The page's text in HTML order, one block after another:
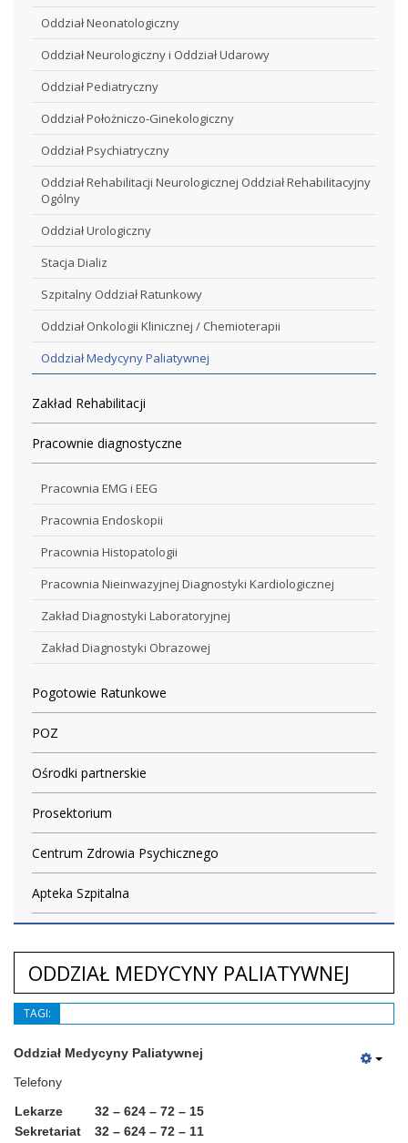
Oddział Neonatologiczny
Oddział Neurologiczny i Oddział Udarowy
Oddział Pediatryczny
Oddział Położniczo-Ginekologiczny
Oddział Psychiatryczny
Oddział Rehabilitacji Neurologicznej Oddział Rehabilitacyjny
Ogólny
Oddział Urologiczny
Stacja Dializ
Szpitalny Oddział Ratunkowy
Oddział Onkologii Klinicznej / Chemioterapii
Oddział Medycyny Paliatywnej
Zakład Rehabilitacji
Pracownie diagnostyczne
Pracownia EMG i EEG
Pracownia Endoskopii
Pracownia Histopatologii
Pracownia Nieinwazyjnej Diagnostyki Kardiologicznej
Zakład Diagnostyki Laboratoryjnej
Zakład Diagnostyki Obrazowej
Pogotowie Ratunkowe
POZ
Ośrodki partnerskie
Prosektorium
Centrum Zdrowia Psychicznego
Apteka Szpitalna
ODDZIAŁ MEDYCYNY PALIATYWNEJ
TAGI:
Oddział Medycyny Paliatywnej
Telefony
Lekarze
32 – 624 – 72 – 15
Sekretariat
32 – 624 – 72 – 11